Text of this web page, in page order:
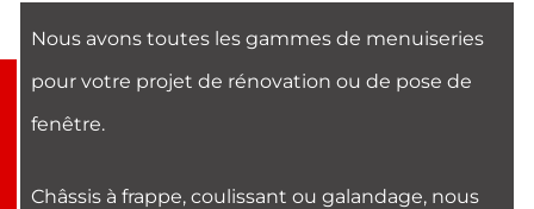
Nous avons toutes les gammes de menuiseries
pour votre projet de rénovation ou de pose de
fenêtre.
Châssis à frappe, coulissant ou galandage, nous